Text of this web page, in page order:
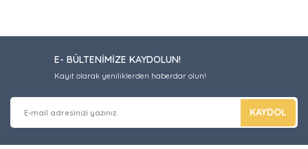
E- BÜLTENİMİZE KAYDOLUN!
Kayıt olarak yeniliklerden haberdar olun!
KAYDOL